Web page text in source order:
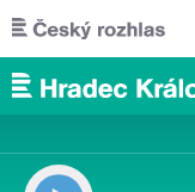
Přejít k hlavnímu